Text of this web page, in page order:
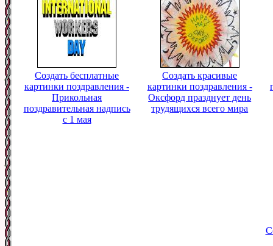
Создать бесплатные
картинки поздравления -
Прикольная
поздравительная надпись
с 1 мая
Создать красивые
картинки поздравления -
Оксфорд празднует день
трудящихся всего мира